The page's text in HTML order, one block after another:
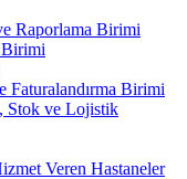
Raporlama Birimi
Birimi
Faturalandırma Birimi
Stok ve Lojistik
Veren Hastaneler